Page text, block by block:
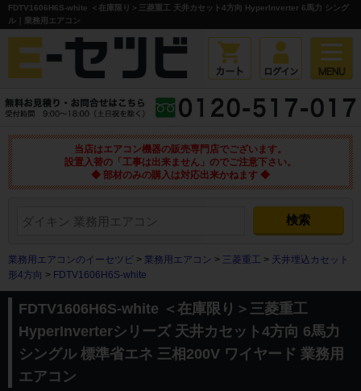
FDTV1606H6S-white ＜在庫限り＞三菱重工 天井カセット4方向 HyperInverter 6馬力 シング
ル｜業務用エアコン
当店はエアコン機器の販売専門店でございます。
設置入替の「工事は出来ません」のでご注意下さい。
◆ 部材のみの購入は対応出来かねます ◆
業務用エアコンのイーセツビ > 業務用エアコン > 三菱重工 > 天井埋込カセット
形4方向 > FDTV1606H6S-white
FDTV1606H6S-white ＜在庫限り＞三菱重工
HyperInverterシリーズ 天井カセット4方向 6馬力
シングル 標準省エネ 三相200V ワイヤード 業務用
エアコン